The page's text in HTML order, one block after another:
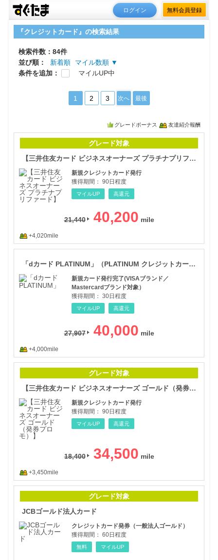
ログイン 無料会員登録
『クレジットカード』の検索結果
検索件数：84件
並び順：
新着順
マイル数順 ▼
条件を追加：
マイルUP中
1 2 3 次へ 最後
グレードボーナス 友達紹介報酬
グレード対象
【三井住友カード ビジネスオーナーズ プラチナプリファード】
新規クレジットカード発行
獲得期間： 90日程度
マイルUP 高還元
21,440 40,200
+4,020mile
「dカード PLATINUM」（PLATINUM クレジットカード発券（【新規申込】カード発行）
新規カード発行完了(VISAブランド／
Mastercardブランド対象）
獲得期間： 30日程度
マイルUP 高還元
27,907 40,000
+4,000mile
グレード対象
【三井住友カード ビジネスオーナーズ ゴールド（発券プロモ）】
新規クレジットカード発行
獲得期間： 90日程度
マイルUP 高還元
18,400 34,500
+3,450mile
グレード対象
JCBゴールド法人カード
クレジットカード発券（一般法人ゴールド）
獲得期間： 60日程度
無料 マイルUP